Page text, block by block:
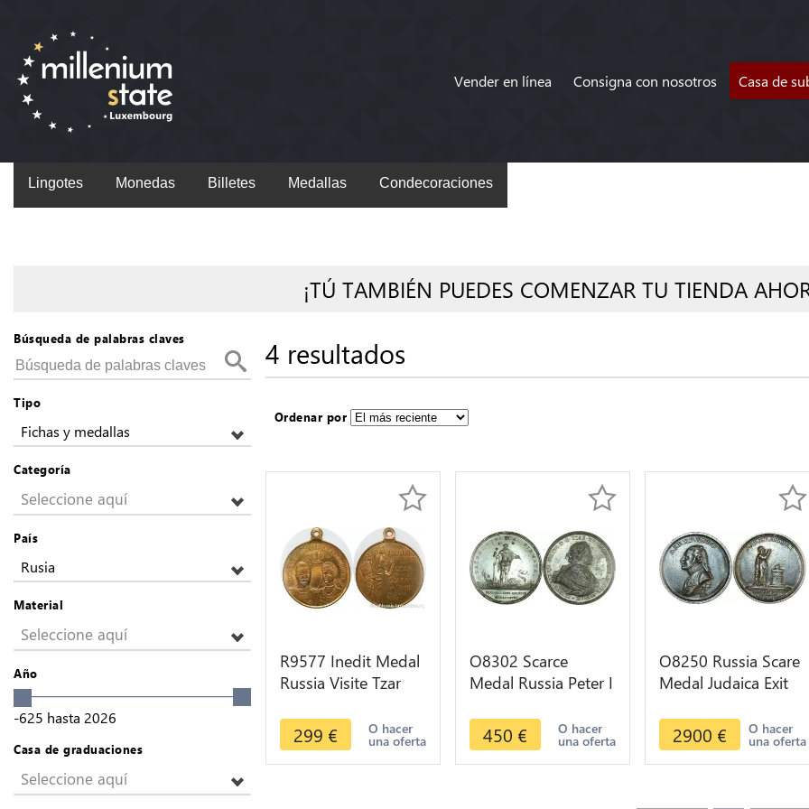
Vender en línea Consigna con nosotros Casa de
Lingotes Monedas Billetes Medallas Condecoraciones
¡TÚ TAMBIÉN PUEDES COMENZAR TU TIENDA
Búsqueda de palabras claves
Tipo
Fichas y medallas
Categoría
Seleccione aquí
País
Rusia
Material
Seleccione aquí
Año
-625 hasta 2026
Casa de graduaciones
Seleccione aquí
4 resultados
Ordenar por
R9577 Inedit Medal
Russia Visite Tzar
Feodorovna 1896
France AU
299 € O hacer
una oferta
O8302 Scarce
Medal Russia Peter I
Streltzy Mutiny
1698 SUP AU
450 € O hacer
una oferta
O8250 Russia Scare
Medal Judaica Exit
Alexander Tsar
Diakov 300.1
2900 € O hacer
una oferta